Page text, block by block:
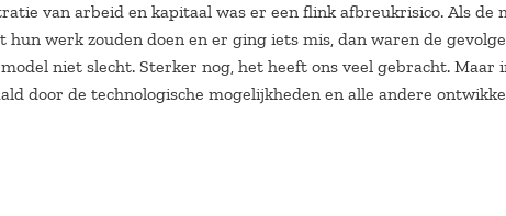
van arbeid en kapitaal was er een flink afbreukrisico. Als de
hun werk zouden doen en er ging iets mis, dan waren de
niet slecht. Sterker nog, het heeft ons veel gebracht. Maar
door de technologische mogelijkheden en alle andere